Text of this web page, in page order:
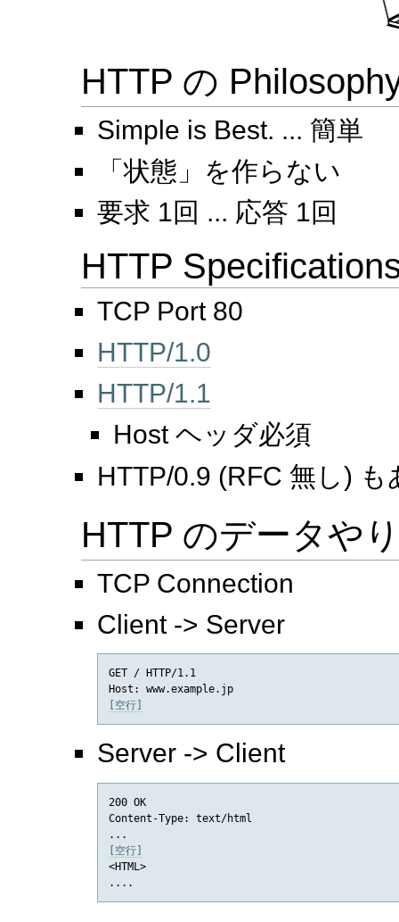
HTTP の
Simple is Best. ... 簡単
「状態」を作らない
要求 1回 ... 応答 1回
HTTP
TCP Port 80
HTTP/1.0
HTTP/1.1
Host ヘッダ必須
HTTP/0.9 (RFC 無し) も
HTTP のデータや
TCP Connection
Client -> Server
GET / HTTP/1.1
Host: www.example.jp
[空行]
Server -> Client
200 OK
Content-Type: text/html
[空行]
<HTML>